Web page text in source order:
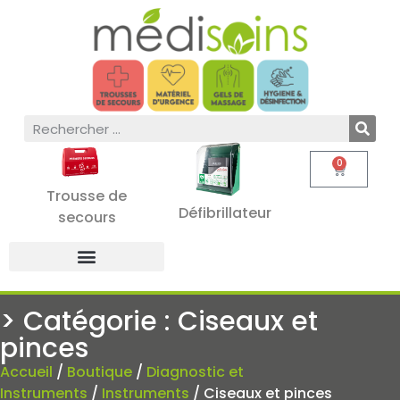
Trousse de
secours
Défibrillateur
0
> Catégorie : Ciseaux et
pinces
Accueil / Boutique / Diagnostic et
Instruments / Instruments / Ciseaux et pinces